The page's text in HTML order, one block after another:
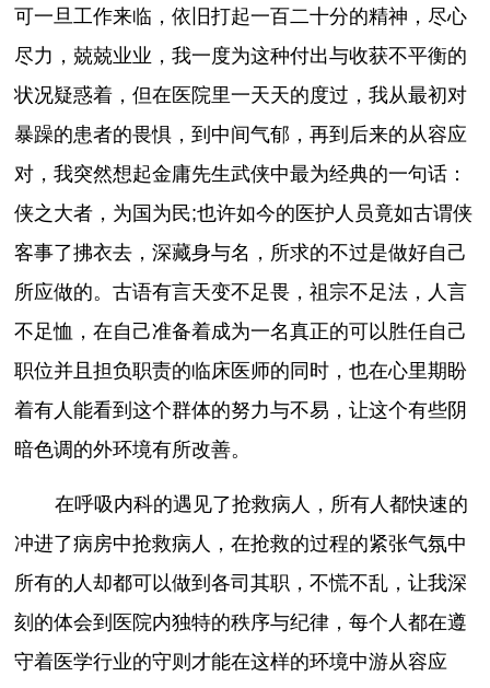
可一旦工作来临，依旧打起一百二十分的精神，尽心
尽力，兢兢业业，我一度为这种付出与收获不平衡的
状况疑惑着，但在医院里一天天的度过，我从最初对
暴躁的患者的畏惧，到中间气郁，再到后来的从容应
对，我突然想起金庸先生武侠中最为经典的一句话：
侠之大者，为国为民;也许如今的医护人员竟如古谓侠
客事了拂衣去，深藏身与名，所求的不过是做好自己
所应做的。古语有言天变不足畏，祖宗不足法，人言
不足恤，在自己准备着成为一名真正的可以胜任自己
职位并且担负职责的临床医师的同时，也在心里期盼
着有人能看到这个群体的努力与不易，让这个有些阴
暗色调的外环境有所改善。
在呼吸内科的遇见了抢救病人，所有人都快速的
冲进了病房中抢救病人，在抢救的过程的紧张气氛中
所有的人却都可以做到各司其职，不慌不乱，让我深
刻的体会到医院内独特的秩序与纪律，每个人都在遵
守着医学行业的守则才能在这样的环境中游从容应